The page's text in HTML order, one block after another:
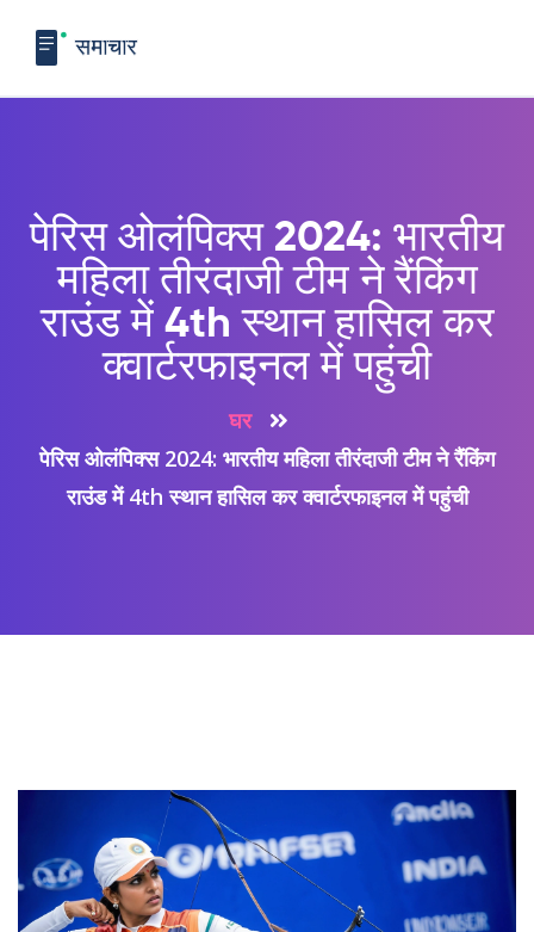
पेरिस ओलंपिक्स 2024: भारतीय
महिला तीरंदाजी टीम ने रैंकिंग
राउंड में 4th स्थान हासिल कर
क्वार्टरफाइनल में पहुंची
घर
पेरिस ओलंपिक्स 2024: भारतीय महिला तीरंदाजी टीम ने रैंकिंग
राउंड में 4th स्थान हासिल कर क्वार्टरफाइनल में पहुंची